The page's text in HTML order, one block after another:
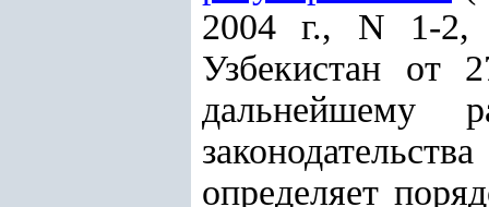
2004 г., N 1-
Узбекистан
дальнейшему
определяет